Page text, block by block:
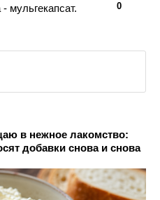
0
мульгекапсат.
в нежное лакомство:
добавки снова и снова